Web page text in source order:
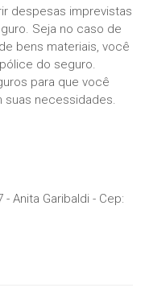
despesas imprevistas
Seja no caso de
bens materiais, você
do seguro.
para que você
necessidades.
- Anita Garibaldi - Cep: